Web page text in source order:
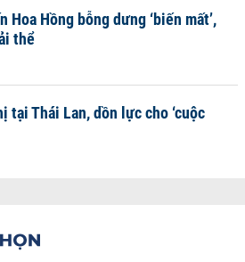
Hoa Hồng bỗng dưng ‘biến mất’,
thể
tại Thái Lan, dồn lực cho ‘cuộc